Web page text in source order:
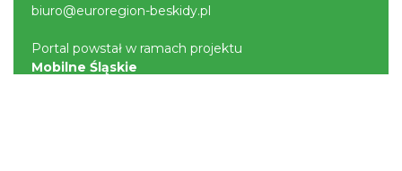
biuro@euroregion-beskidy.pl
Portal powstał w ramach projektu
Mobilne Śląskie